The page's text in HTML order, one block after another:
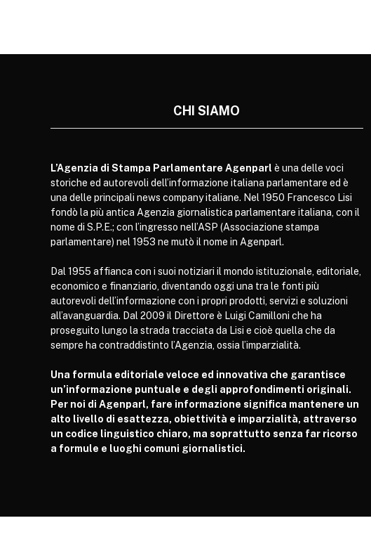
CHI SIAMO
L’Agenzia di Stampa Parlamentare Agenparl è una delle voci
storiche ed autorevoli dell’informazione italiana parlamentare ed è
una delle principali news company italiane. Nel 1950 Francesco Lisi
fondò la più antica Agenzia giornalistica parlamentare italiana, con il
nome di S.P.E.; con l’ingresso nell’ASP (Associazione stampa
parlamentare) nel 1953 ne mutò il nome in Agenparl.
Dal 1955 affianca con i suoi notiziari il mondo istituzionale, editoriale,
economico e finanziario, diventando oggi una tra le fonti più
autorevoli dell’informazione con i propri prodotti, servizi e soluzioni
all’avanguardia. Dal 2009 il Direttore è Luigi Camilloni che ha
proseguito lungo la strada tracciata da Lisi e cioè quella che da
sempre ha contraddistinto l’Agenzia, ossia l’imparzialità.
Una formula editoriale veloce ed innovativa che garantisce
un’informazione puntuale e degli approfondimenti originali.
Per noi di Agenparl, fare informazione significa mantenere un
alto livello di esattezza, obiettività e imparzialità, attraverso
un codice linguistico chiaro, ma soprattutto senza far ricorso
a formule e luoghi comuni giornalistici.